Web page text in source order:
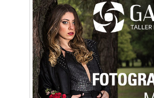
Arq. Horacio Alejandro
Artística ApasionArte
Artística Catalina